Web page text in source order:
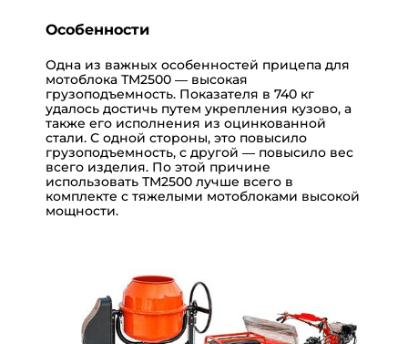
Особенности
Одна из важных особенностей прицепа для
мотоблока ТМ2500 — высокая
грузоподъемность. Показателя в 740 кг
удалось достичь путем укрепления кузово, а
также его исполнения из оцинкованной
стали. С одной стороны, это повысило
грузоподъемность, с другой — повысило вес
всего изделия. По этой причине
использовать ТМ2500 лучше всего в
комплекте с тяжелыми мотоблоками высокой
мощности.